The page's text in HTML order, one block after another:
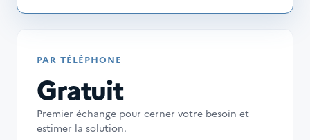
PAR TÉLÉPHONE
Gratuit
Premier échange pour cerner votre besoin et
estimer la solution.